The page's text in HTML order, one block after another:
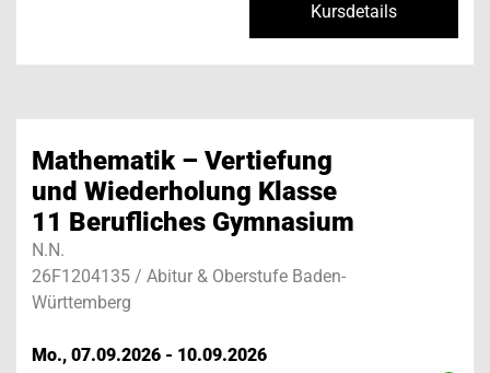
Kursdetails
Mathematik – Vertiefung
und Wiederholung Klasse
11 Berufliches Gymnasium
N.N.
26F1204135 / Abitur & Oberstufe Baden-
Württemberg
Mo., 07.09.2026 - 10.09.2026